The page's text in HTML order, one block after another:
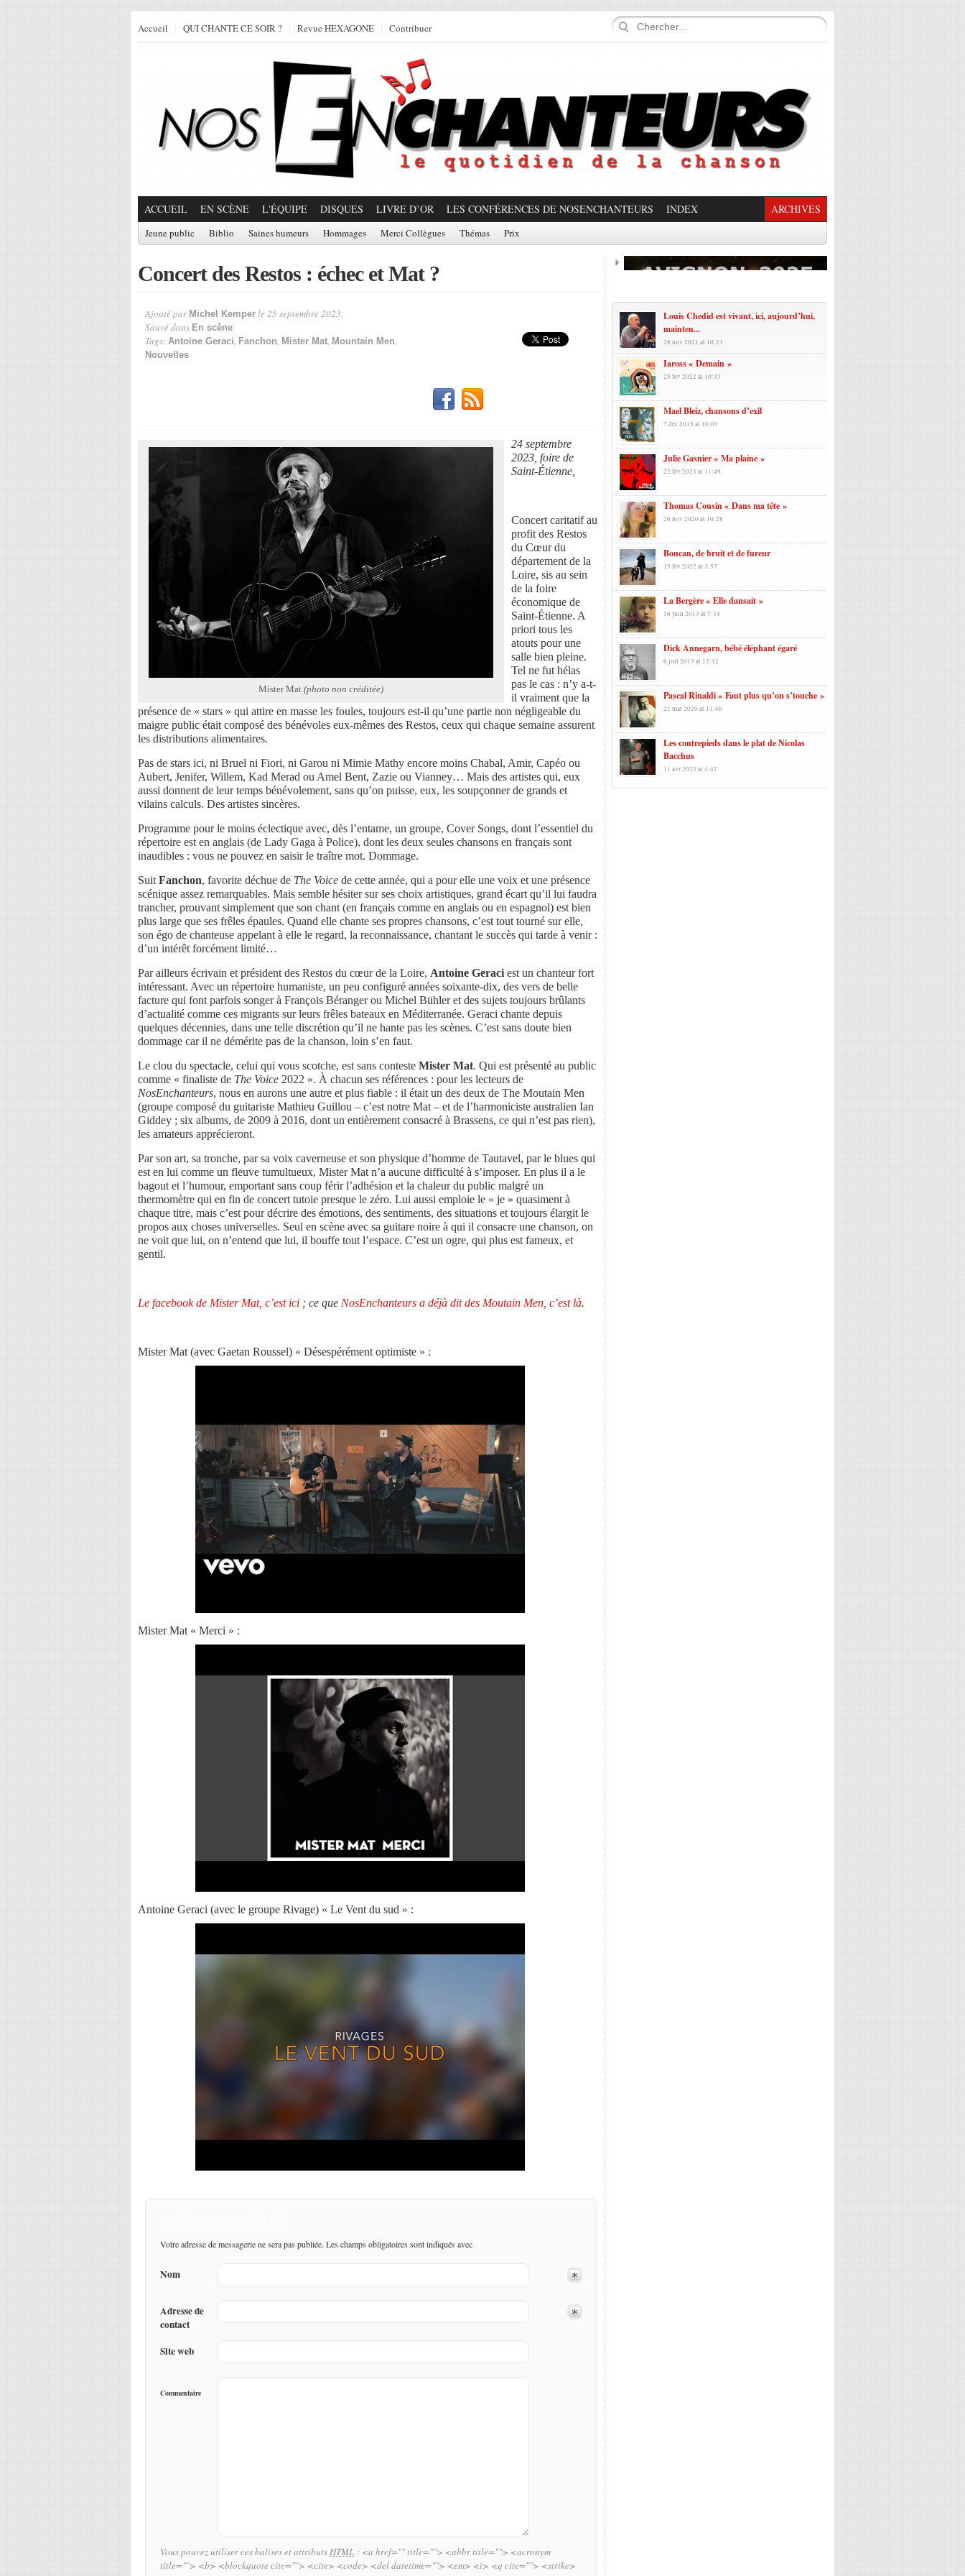
Accueil QUI CHANTE CE SOIR ? Revue HEXAGONE Contribuer
ACCUEIL EN SCÈNE L'ÉQUIPE DISQUES LIVRE D’OR LES CONFÉRENCES DE NOSENCHANTEURS INDEX ARCHIVES
Jeune public Biblio Saines humeurs Hommages Merci Collègues Thémas Prix
Concert des Restos : échec et Mat ?
Ajouté par Michel Kemper le 25 septembre 2023.
Sauvé dans En scène
Tags: Antoine Geraci, Fanchon, Mister Mat, Mountain Men,
Nouvelles
Mister Mat (photo non créditée)
24 septembre
2023, foire de
Saint-Étienne,
Concert caritatif au
profit des Restos
du Cœur du
département de la
Loire, sis au sein
de la foire
économique de
Saint-Étienne. A
priori tous les
atouts pour une
salle bien pleine.
Tel ne fut hélas
pas le cas : n’y a-t-
il vraiment que la
présence de « stars » qui attire en masse les foules, toujours est-il qu’une partie non négligeable du
maigre public était composé des bénévoles eux-mêmes des Restos, ceux qui chaque semaine assurent
les distributions alimentaires.
Pas de stars ici, ni Bruel ni Fiori, ni Garou ni Mimie Mathy encore moins Chabal, Amir, Capéo ou
Aubert, Jenifer, Willem, Kad Merad ou Amel Bent, Zazie ou Vianney… Mais des artistes qui, eux
aussi donnent de leur temps bénévolement, sans qu’on puisse, eux, les soupçonner de grands et
vilains calculs. Des artistes sincères.
Programme pour le moins éclectique avec, dès l’entame, un groupe, Cover Songs, dont l’essentiel du
répertoire est en anglais (de Lady Gaga à Police), dont les deux seules chansons en français sont
inaudibles : vous ne pouvez en saisir le traître mot. Dommage.
Suit Fanchon, favorite déchue de The Voice de cette année, qui a pour elle une voix et une présence
scénique assez remarquables. Mais semble hésiter sur ses choix artistiques, grand écart qu’il lui faudra
trancher, prouvant simplement que son chant (en français comme en anglais ou en espagnol) est bien
plus large que ses frêles épaules. Quand elle chante ses propres chansons, c’est tout tourné sur elle,
son égo de chanteuse appelant à elle le regard, la reconnaissance, chantant le succès qui tarde à venir :
d’un intérêt forcément limité…
Par ailleurs écrivain et président des Restos du cœur de la Loire, Antoine Geraci est un chanteur fort
intéressant. Avec un répertoire humaniste, un peu configuré années soixante-dix, des vers de belle
facture qui font parfois songer à François Béranger ou Michel Bühler et des sujets toujours brûlants
d’actualité comme ces migrants sur leurs frêles bateaux en Méditerranée. Geraci chante depuis
quelques décennies, dans une telle discrétion qu’il ne hante pas les scènes. C’est sans doute bien
dommage car il ne démérite pas de la chanson, loin s’en faut.
Le clou du spectacle, celui qui vous scotche, est sans conteste Mister Mat. Qui est présenté au public
comme « finaliste de The Voice 2022 ». À chacun ses références : pour les lecteurs de
NosEnchanteurs, nous en aurons une autre et plus fiable : il était un des deux de The Moutain Men
(groupe composé du guitariste Mathieu Guillou – c’est notre Mat – et de l’harmoniciste australien Ian
Giddey ; six albums, de 2009 à 2016, dont un entièrement consacré à Brassens, ce qui n’est pas rien),
les amateurs apprécieront.
Par son art, sa tronche, par sa voix caverneuse et son physique d’homme de Tautavel, par le blues qui
est en lui comme un fleuve tumultueux, Mister Mat n’a aucune difficulté à s’imposer. En plus il a le
bagout et l’humour, emportant sans coup férir l’adhésion et la chaleur du public malgré un
thermomètre qui en fin de concert tutoie presque le zéro. Lui aussi emploie le « je » quasiment à
chaque titre, mais c’est pour décrire des émotions, des sentiments, des situations et toujours élargit le
propos aux choses universelles. Seul en scène avec sa guitare noire à qui il consacre une chanson, on
ne voit que lui, on n’entend que lui, il bouffe tout l’espace. C’est un ogre, qui plus est fameux, et
gentil.
Le facebook de Mister Mat, c’est ici ; ce que NosEnchanteurs a déjà dit des Moutain Men, c’est là.
Mister Mat (avec Gaetan Roussel) « Désespérément optimiste » :
Mister Mat « Merci » :
Antoine Geraci (avec le groupe Rivage) « Le Vent du sud » :
Votre adresse de messagerie ne sera pas publiée. Les champs obligatoires sont indiqués avec
Nom
Adresse de
contact
Site web
Commentaire
Vous pouvez utiliser ces balises et attributsHTML : <a href="" title=""> <abbr title=""> <acronym
title=""> <b> <blockquote cite=""> <cite> <code> <del datetime=""> <em> <i> <q cite=""> <strike>
Louis Chedid est vivant, ici, aujourd’hui,
mainten...
28 nov 2021 at 10:21
Iaross « Demain »
25 fév 2022 at 10:33
Mael Bleiz, chansons d’exil
7 déc 2015 at 10:03
Julie Gasnier « Ma plaine »
22 fév 2023 at 11:49
Thomas Cousin « Dans ma tête »
26 nov 2020 at 10:28
Boucan, de bruit et de fureur
15 fév 2022 at 3:57
La Bergère « Elle dansait »
16 juin 2013 at 7:34
Dick Annegarn, bébé éléphant égaré
6 juil 2013 at 12:12
Pascal Rinaldi « Faut plus qu’on s’touche »
21 mar 2020 at 11:46
Les contrepieds dans le plat de Nicolas
Bacchus
11 avr 2023 at 4:47